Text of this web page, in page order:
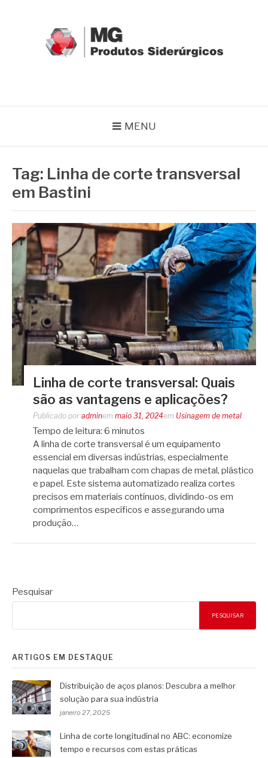
MENU
Tag: Linha de corte transversal
em Bastini
Linha de corte transversal: Quais
são as vantagens e aplicações?
Publicado por adminem maio 31, 2024em Usinagem de metal
Tempo de leitura: 6 minutos
A linha de corte transversal é um equipamento
essencial em diversas indústrias, especialmente
naquelas que trabalham com chapas de metal, plástico
e papel. Este sistema automatizado realiza cortes
precisos em materiais contínuos, dividindo-os em
comprimentos específicos e assegurando uma
produção…
Pesquisar
PESQUISAR
ARTIGOS EM DESTAQUE
Distribuição de aços planos: Descubra a melhor
solução para sua indústria
janeiro 27, 2025
Linha de corte longitudinal no ABC: economize
tempo e recursos com estas práticas